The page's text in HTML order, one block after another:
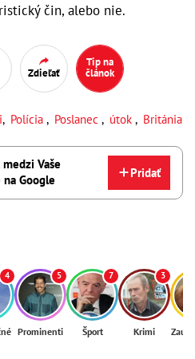
čin, alebo nie.
Zdieľať
Tip na
článok
, Polícia , Poslanec , útok , Británia
medzi Vaše
Google
Pridať
4 5
Prominenti
7
Šport
3
Krimi